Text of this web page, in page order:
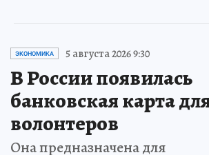
ЭКОНОМИКА 5 августа 2026 9:30
В России появилась
банковская карта
волонтеров
Она предназначена для